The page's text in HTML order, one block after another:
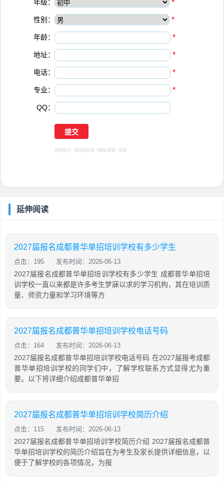
年级： *
性别： *
年龄： *
地址： *
电话： *
专业： *
QQ：
选择提交，视为您同意 《隐私保障》 条例
延伸阅读
2027届报名成都普华单招培训学校有多少学生
点击：195 发布时间：2026-06-13
2027届报名成都普华单招培训学校有多少学生 成都普华单招培
训学校一直以来都是许多考生梦寐以求的学习机构，其在培训质
量、师资力量和学习环境等方
2027届报名成都普华单招培训学校电话号码
点击：164 发布时间：2026-06-13
2027届报名成都普华单招培训学校电话号码 在2027届报考成都
普华单招培训学校的同学们中，了解学校联系方式显得尤为重
要。以下将详细介绍成都普华单招
2027届报名成都普华单招培训学校简历介绍
点击：115 发布时间：2026-06-13
2027届报名成都普华单招培训学校简历介绍 2027届报名成都普
华单招培训学校的简历介绍旨在为考生及家长提供详细信息，以
便于了解学校的各项情况，为报